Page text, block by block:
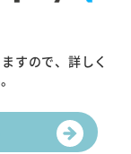
すので、詳しく